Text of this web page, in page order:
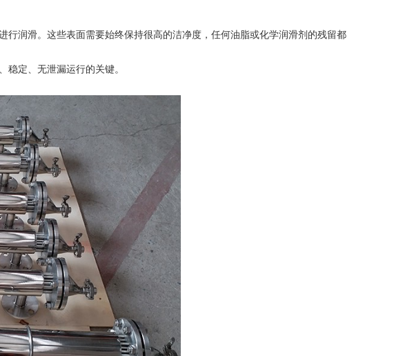
润滑。这些表面需要始终保持很高的洁净度，任何油脂或化学润滑剂的残留都
定、无泄漏运行的关键。